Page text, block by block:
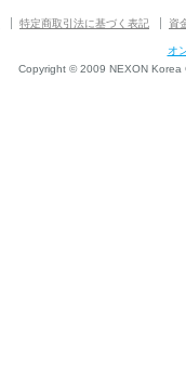
特定商取引法に基づく表記 資
オ
Copyright © 2009 NEXON Korea